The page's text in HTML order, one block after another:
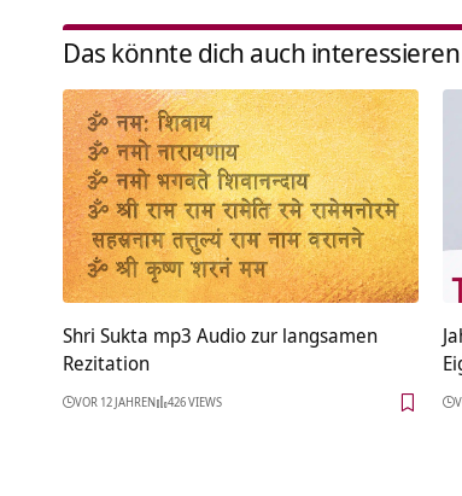
Das könnte dich auch interessieren
Shri Sukta mp3 Audio zur langsamen
Rezitation
VOR 12 JAHREN 426 VIEWS